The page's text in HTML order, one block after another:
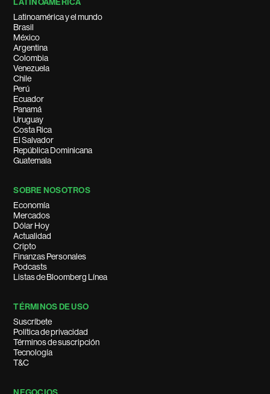
LATINOAMÉRICA
Latinoamérica y el mundo
Brasil
México
Argentina
Colombia
Venezuela
Chile
Perú
Ecuador
Panamá
Uruguay
Costa Rica
El Salvador
República Dominicana
Guatemala
SOBRE NOSOTROS
Economía
Mercados
Dólar Hoy
Actualidad
Cripto
Finanzas Personales
Podcasts
Listas de Bloomberg Línea
TÉRMINOS DE USO
Suscríbete
Política de privacidad
Términos de suscripción
Tecnología
T&C